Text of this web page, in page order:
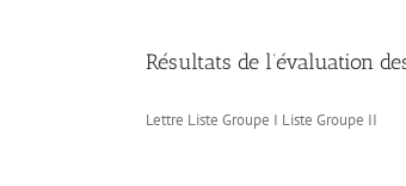
Résultats de l’évaluation
Lettre Liste Groupe I Liste Groupe II